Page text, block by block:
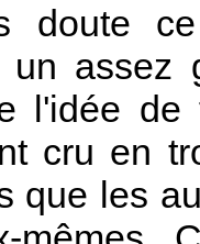
doute
un assez
l'idée de
cru en
que les